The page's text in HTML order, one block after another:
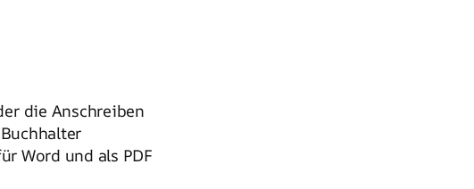
die Anschreiben
Word und als PDF